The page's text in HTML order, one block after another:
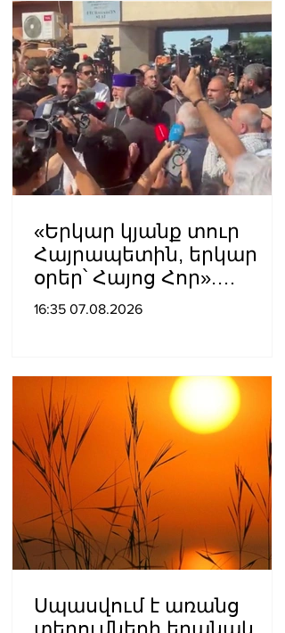
Կարապետյան
«Երկար կյանք տուր
Հայրապետին, երկար
օրեր՝ Հայոց Հոր».
քաղաքացիները
16:35 07.08.2026
Սպասվում է առանց